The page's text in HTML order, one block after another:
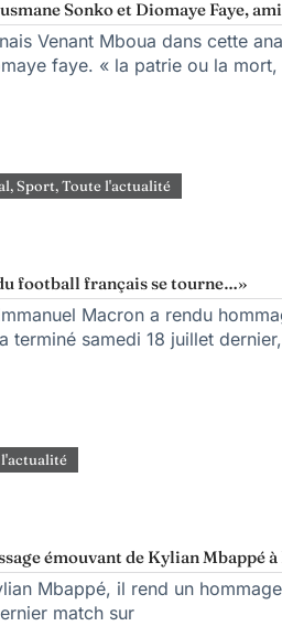
Sonko et Diomaye Faye,
Venant Mboua dans cette
faye. « la patrie ou la mort,
,Sport,Toute l'actualité
football français se tourne…»
Macron a rendu
terminé samedi 18 juillet
émouvant de Kylian Mbappé
Mbappé, il rend un
match sur